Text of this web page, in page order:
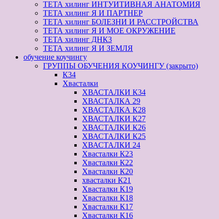
ТЕТА хилинг ИНТУИТИВНАЯ АНАТОМИЯ
ТЕТА хилинг Я И ПАРТНЕР
ТЕТА хилинг БОЛЕЗНИ И РАССТРОЙСТВА
ТЕТА хилинг Я И МОЕ ОКРУЖЕНИЕ
ТЕТА хилинг ДНК3
ТЕТА хилинг Я И ЗЕМЛЯ
обучение коучингу
ГРУППЫ ОБУЧЕНИЯ КОУЧИНГУ (закрыто)
К34
Хвасталки
ХВАСТАЛКИ К34
ХВАСТАЛКА 29
ХВАСТАЛКА К28
ХВАСТАЛКИ К27
ХВАСТАЛКИ К26
ХВАСТАЛКИ К25
ХВАСТАЛКИ 24
Хвасталки К23
Хвасталки К22
Хвасталки К20
хвасталки К21
Хвасталки К19
Хвасталки К18
Хвасталки К17
Хвасталки К16